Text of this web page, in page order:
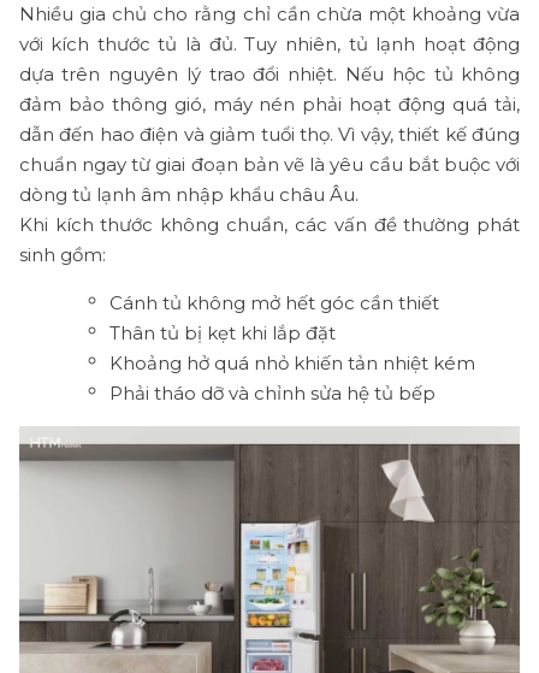
Nhiều gia chủ cho rằng chỉ cần chừa một khoảng vừa
với kích thước tủ là đủ. Tuy nhiên, tủ lạnh hoạt động
dựa trên nguyên lý trao đổi nhiệt. Nếu hộc tủ không
đảm bảo thông gió, máy nén phải hoạt động quá tải,
dẫn đến hao điện và giảm tuổi thọ. Vì vậy, thiết kế đúng
chuẩn ngay từ giai đoạn bản vẽ là yêu cầu bắt buộc với
dòng tủ lạnh âm nhập khẩu châu Âu.
Khi kích thước không chuẩn, các vấn đề thường phát
sinh gồm:
Cánh tủ không mở hết góc cần thiết
Thân tủ bị kẹt khi lắp đặt
Khoảng hở quá nhỏ khiến tản nhiệt kém
Phải tháo dỡ và chỉnh sửa hệ tủ bếp